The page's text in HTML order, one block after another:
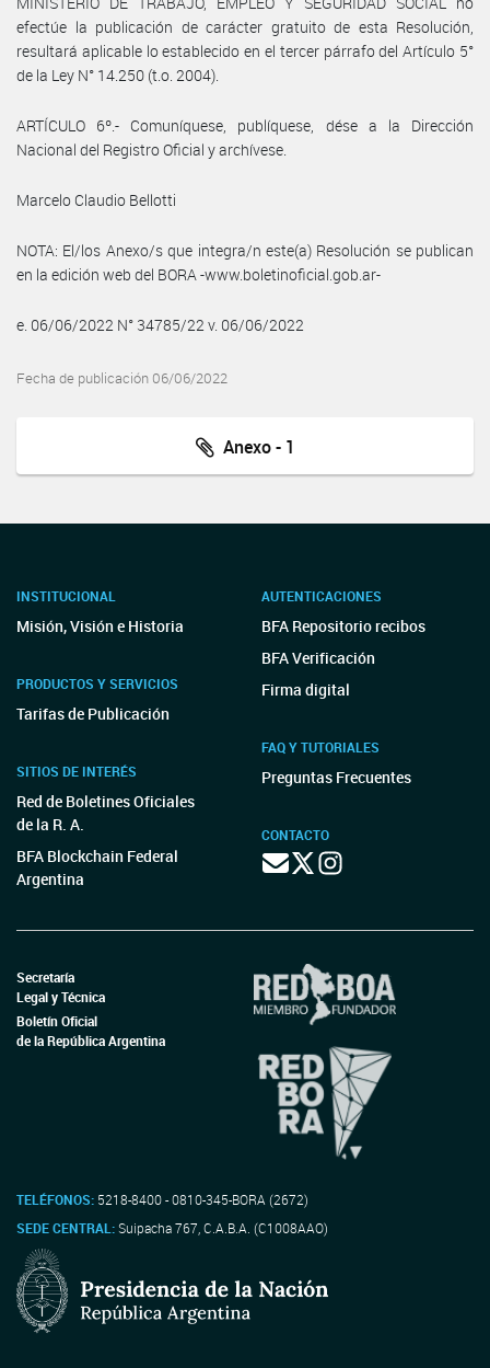
efectúe la publicación de carácter gratuito de esta Resolución,
resultará aplicable lo establecido en el tercer párrafo del Artículo 5°
de la Ley N° 14.250 (t.o. 2004).
ARTÍCULO 6º.- Comuníquese, publíquese, dése a la Dirección
Nacional del Registro Oficial y archívese.
Marcelo Claudio Bellotti
NOTA: El/los Anexo/s que integra/n este(a) Resolución se publican
en la edición web del BORA -www.boletinoficial.gob.ar-
e. 06/06/2022 N° 34785/22 v. 06/06/2022
Fecha de publicación 06/06/2022
Anexo - 1
INSTITUCIONAL
Misión, Visión e Historia
PRODUCTOS Y SERVICIOS
Tarifas de Publicación
SITIOS DE INTERÉS
Red de Boletines Oficiales
de la R. A.
BFA Blockchain Federal
Argentina
AUTENTICACIONES
BFA Repositorio recibos
BFA Verificación
Firma digital
FAQ Y TUTORIALES
Preguntas Frecuentes
CONTACTO
Secretaría
Legal y Técnica
Boletín Oficial
de la República Argentina
TELÉFONOS: 5218-8400 - 0810-345-BORA (2672)
SEDE CENTRAL:Suipacha 767, C.A.B.A. (C1008AAO)